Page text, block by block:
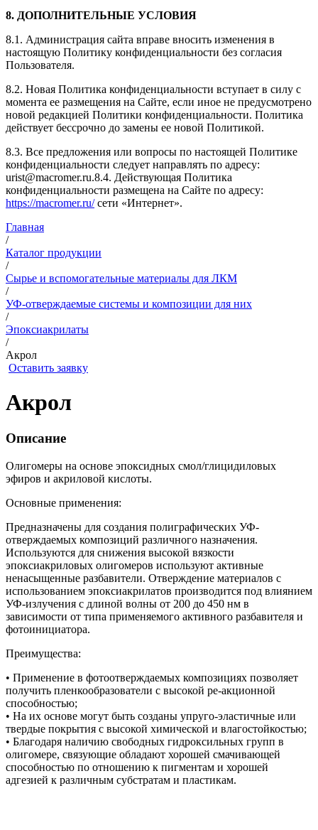
8. ДОПОЛНИТЕЛЬНЫЕ УСЛОВИЯ
8.1. Администрация сайта вправе вносить изменения в
настоящую Политику конфиденциальности без согласия
Пользователя.
8.2. Новая Политика конфиденциальности вступает в силу с
момента ее размещения на Сайте, если иное не предусмотрено
новой редакцией Политики конфиденциальности. Политика
действует бессрочно до замены ее новой Политикой.
8.3. Все предложения или вопросы по настоящей Политике
конфиденциальности следует направлять по адресу:
urist@macromer.ru.8.4. Действующая Политика
конфиденциальности размещена на Сайте по адресу:
https://macromer.ru/сети «Интернет».
Главная
/
Каталог продукции
/
Сырье и вспомогательные материалы для ЛКМ
/
УФ-отверждаемые системы и композиции для них
/
Эпоксиакрилаты
/
Акрол
Оставить заявку
Акрол
Описание
Олигомеры на основе эпоксидных смол/глицидиловых
эфиров и акриловой кислоты.
Основные применения:
Предназначены для создания полиграфических УФ-
отверждаемых композиций различного назначения.
Используются для снижения высокой вязкости
эпоксиакриловых олигомеров используют активные
ненасыщенные разбавители. Отверждение материалов с
использованием эпоксиакрилатов производится под влиянием
УФ-излучения с длиной волны от 200 до 450 нм в
зависимости от типа применяемого активного разбавителя и
фотоинициатора.
Преимущества:
• Применение в фотоотверждаемых композициях позволяет
получить пленкообразователи с высокой ре-акционной
способностью;
• На их основе могут быть созданы упруго-эластичные или
твердые покрытия с высокой химической и влагостойкостью;
• Благодаря наличию свободных гидроксильных групп в
олигомере, связующие обладают хорошей смачивающей
способностью по отношению к пигментам и хорошей
адгезией к различным субстратам и пластикам.